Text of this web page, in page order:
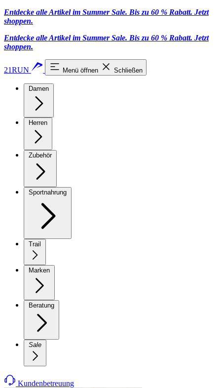
Entdecke alle Artikel im Summer Sale. Bis zu 60 % Rabatt. Jetzt
shoppen.
Entdecke alle Artikel im Summer Sale. Bis zu 60 % Rabatt. Jetzt
shoppen.
21RUN Menü öffnen Schließen
Damen
Herren
Zubehör
Sportnahrung
Trail
Marken
Beratung
Sale
Kundenbetreuung